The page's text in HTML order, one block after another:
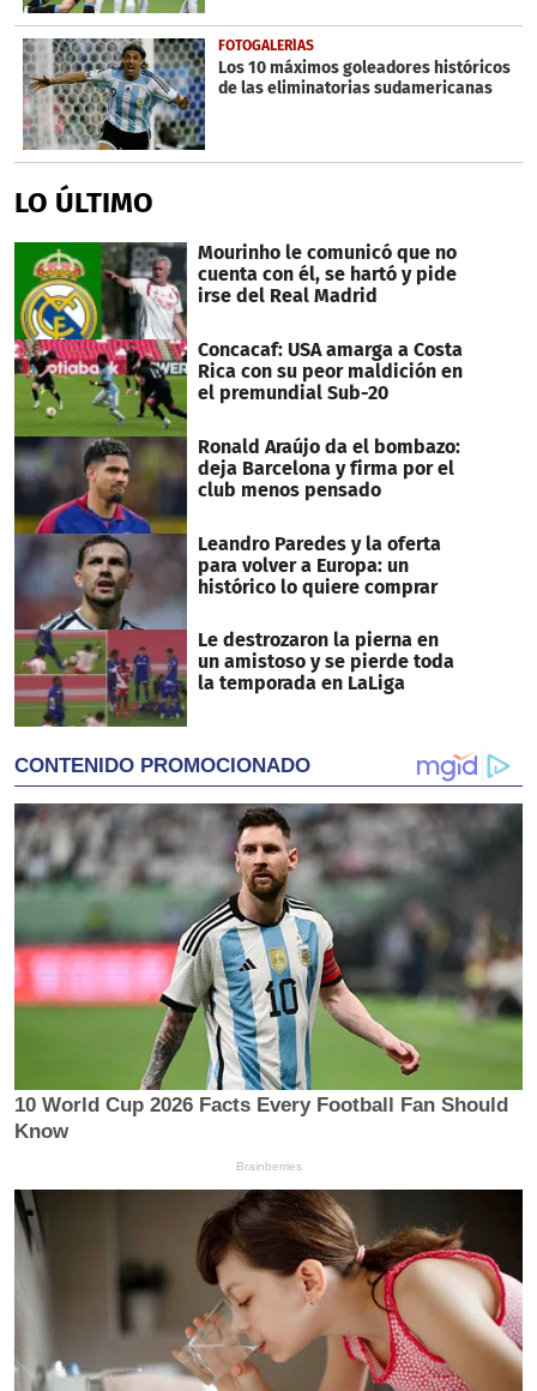
FOTOGALERÍAS
Los 10 máximos goleadores históricos
de las eliminatorias sudamericanas
LO ÚLTIMO
Mourinho le comunicó que no
cuenta con él, se hartó y pide
irse del Real Madrid
Concacaf: USA amarga a Costa
Rica con su peor maldición en
el premundial Sub-20
Ronald Araújo da el bombazo:
deja Barcelona y firma por el
club menos pensado
Leandro Paredes y la oferta
para volver a Europa: un
histórico lo quiere comprar
Le destrozaron la pierna en
un amistoso y se pierde toda
la temporada en LaLiga